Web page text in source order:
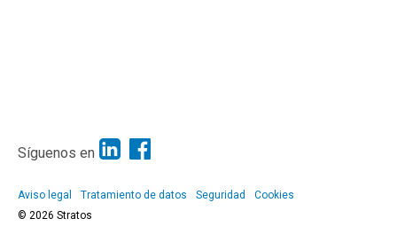
Síguenos en
Aviso legal Tratamiento de datos Seguridad
Cookies
© 2026 Stratos